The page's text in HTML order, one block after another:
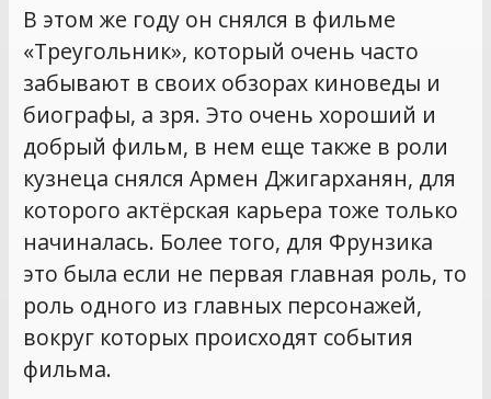
В этом же году он снялся в фильме
«Треугольник», который очень часто
забывают в своих обзорах киноведы и
биографы, а зря. Это очень хороший и
добрый фильм, в нем еще также в роли
кузнеца снялся Армен Джигарханян, для
которого актёрская карьера тоже только
начиналась. Более того, для Фрунзика
это была если не первая главная роль, то
роль одного из главных персонажей,
вокруг которых происходят события
фильма.